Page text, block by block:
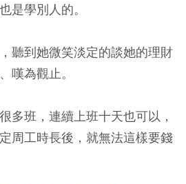
是學別人的。
聽到她微笑淡定的談她的理財
嘆為觀止。
多班，連續上班十天也可以，
周工時長後，就無法這樣要錢